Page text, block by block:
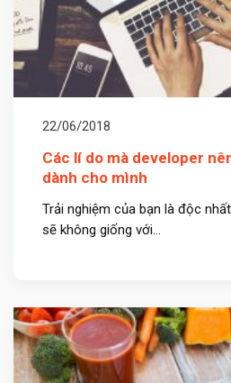
22/06/2018
Các lí do mà developer
dành cho mình
Trải nghiệm của bạn là độc
sẽ không giống với...